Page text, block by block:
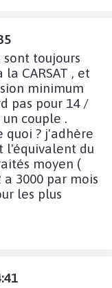
toujours
CARSAT , et
minimum
pas pour 14 /
couple .
quoi ? j'adhère
l'équivalent du
moyen (
3000 par mois
les plus